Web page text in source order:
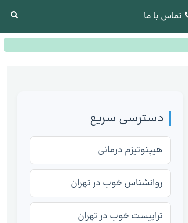
تماس با ما
دسترسی سریع
هیپنوتیزم درمانی
روانشناس خوب در تهران
تراپیست خوب در تهران